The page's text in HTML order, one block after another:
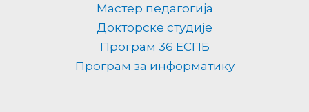
Мастер педагогија
Докторске студије
Програм 36 ЕСПБ
Програм за информатику